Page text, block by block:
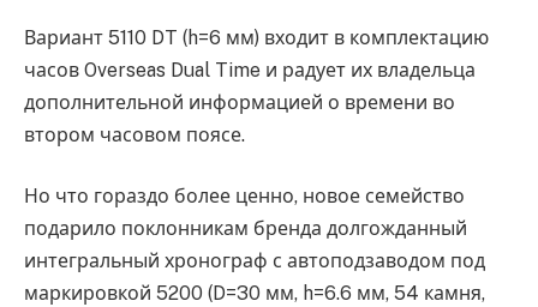
Вариант 5110 DT (h=6 мм) входит в комплектацию
часов Overseas Dual Time и радует их владельца
дополнительной информацией о времени во
втором часовом поясе.
Но что гораздо более ценно, новое семейство
подарило поклонникам бренда долгожданный
интегральный хронограф с автоподзаводом под
маркировкой 5200 (D=30 мм, h=6.6 мм, 54 камня,